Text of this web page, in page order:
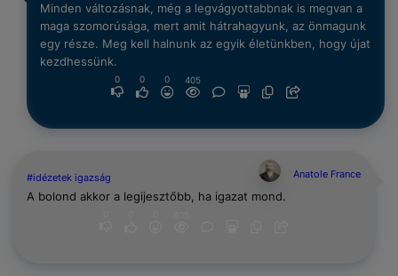
Minden változásnak, még a legvágyottabbnak is megvan a
maga szomorúsága, mert amit hátrahagyunk, az önmagunk
egy része. Meg kell halnunk az egyik életünkben, hogy újat
kezdhessünk.
0 0 0 405
#idézetek igazság Anatole France
A bolond akkor a legijesztőbb, ha igazat mond.